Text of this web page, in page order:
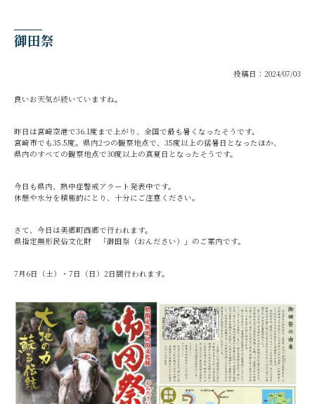
御田祭
投稿日：2024/07/03
良いお天気が続いていますね。
昨日は宮崎空港で36.1度まで上がり、全国で最も暑くなったそうです。
宮崎市でも35.5度。県内2つの観察地点で、35度以上の猛暑日となったほか、
県内のすべての観察地点で30度以上の真夏日となったそうです。
今日も県内、熱中症警戒アラート発表中です。
休憩や水分を積極的にとり、十分にご注意ください。
さて、今日は美郷町西郷で行われます。
県指定無形民俗文化財 「御田祭（おんださい）」のご案内です。
7月6日（土）・7日（日）2日間行われます。